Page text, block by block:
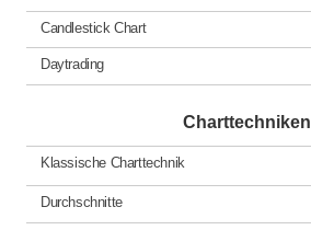
Candlestick Chart
Daytrading
Charttechniken
Klassische Charttechnik
Durchschnitte